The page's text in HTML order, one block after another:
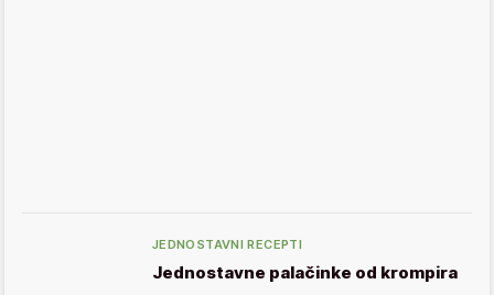
JEDNOSTAVNI RECEPTI
Jednostavne palačinke od krompira